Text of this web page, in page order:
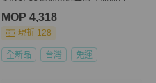
MOP 4,318
現折 128
全新品 台灣 免運